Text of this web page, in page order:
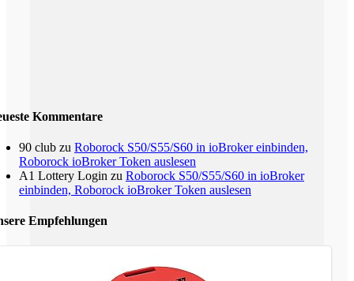
Kommentare
90 club zu Roborock S50/S55/S60 in ioBroker einbinden,
Roborock ioBroker Token auslesen
A1 Lottery Login zu Roborock S50/S55/S60 in ioBroker
einbinden, Roborock ioBroker Token auslesen
Empfehlungen